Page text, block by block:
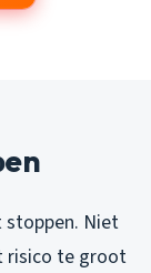
stoppen. Niet
risico te groot